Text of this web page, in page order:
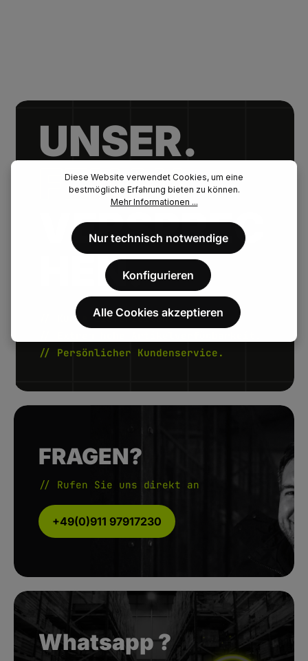
UNSER.
FENAU.
VERSPREC
HEN.
// Kurze Lieferzeiten.
// Persönlicher Kundenservice.
FRAGEN?
// Rufen Sie uns direkt an
+49(0)911 97917230
Whatsapp ?
Diese Website verwendet Cookies, um eine
bestmögliche Erfahrung bieten zu können.
Mehr Informationen ...
Nur technisch notwendige
Konfigurieren
Alle Cookies akzeptieren